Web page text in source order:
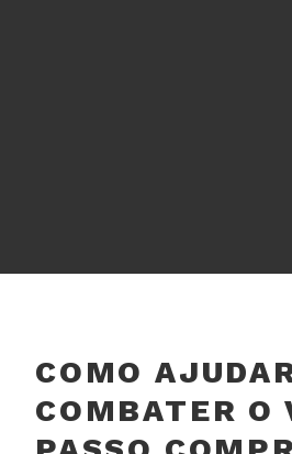
COMO
COMBATER O